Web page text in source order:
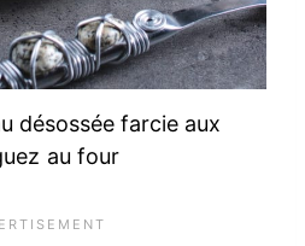
désossée farcie aux
au four